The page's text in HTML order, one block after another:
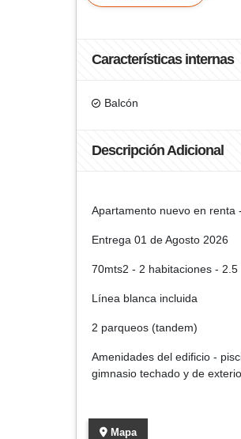
Características internas
Balcón
Descripción Adicional
Apartamento nuevo en renta
Entrega 01 de Agosto 2026
70mts2 - 2 habitaciones -
Línea blanca incluida
2 parqueos (tandem)
Amenidades del edificio -
gimnasio techado y de
Mapa